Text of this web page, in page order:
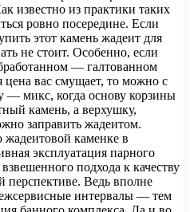
известно из практики таких
ровно посередине. Если
этот камень жадеит для
не стоит. Особенно, если
— галтованном
вас смущает, то можно с
— микс, когда основу корзины
камень, а верхушку,
заправить жадеитом.
жадеитовой каменке в
эксплуатация парного
подхода к качеству
перспективе. Ведь вполне
интервалы — тем